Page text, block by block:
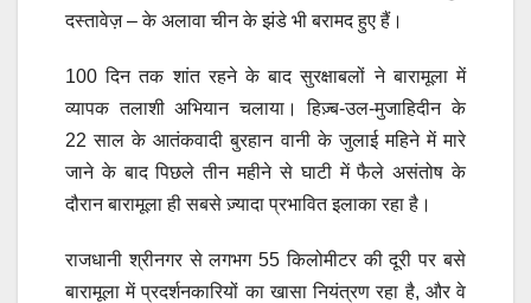
दस्तावेज़ – के अलावा चीन के झंडे भी बरामद हुए हैं।
100 दिन तक शांत रहने के बाद सुरक्षाबलों ने बारामूला में
व्यापक तलाशी अभियान चलाया। हिज़्ब-उल-मुजाहिदीन के
22 साल के आतंकवादी बुरहान वानी के जुलाई महिने में मारे
जाने के बाद पिछले तीन महीने से घाटी में फैले असंतोष के
दौरान बारामूला ही सबसे ज़्यादा प्रभावित इलाका रहा है।
राजधानी श्रीनगर से लगभग 55 किलोमीटर की दूरी पर बसे
बारामूला में प्रदर्शनकारियों का खासा नियंत्रण रहा है, और वे